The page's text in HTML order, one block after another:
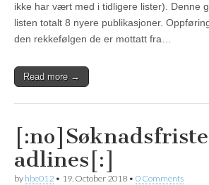
ikke har vært med i tidligere lister). Denne
listen totalt 8 nyere publikasjoner.
den rekkefølgen de er mottatt fra…
Read more →
adlines[:]
by hbe012 • 19. October 2018 • 0 Comments